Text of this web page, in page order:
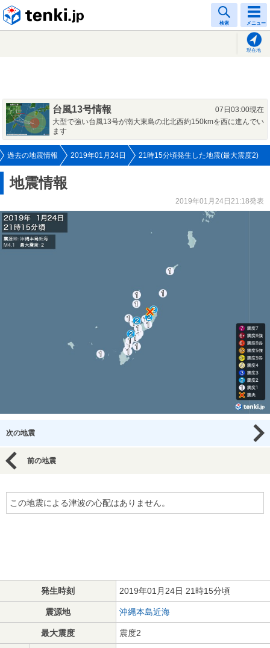
検索 メニュー
現在地
台風13号情報
07日03:00現在
大型で強い台風13号が南大東島の北北西約150kmを西に進んでい
ます
過去の地震情報 2019年01月24日 21時15分頃発生した地震(最大震度2)
地震情報
2019年01月24日21:18発表
次の地震
前の地震
この地震による津波の心配はありません。
発生時刻 2019年01月24日 21時15分頃
震源地 沖縄本島近海
最大震度 震度2